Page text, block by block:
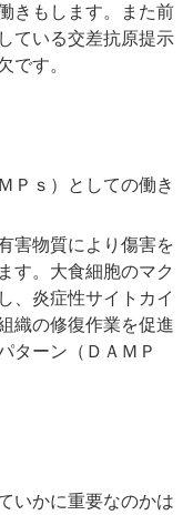
きもします。また前
ている交差抗原提示
です。
Ｐｓ）としての働き
害物質により傷害を
す。大食細胞のマク
、炎症性サイトカイ
織の修復作業を促進
ターン（ＤＡＭＰ
いかに重要なのかは